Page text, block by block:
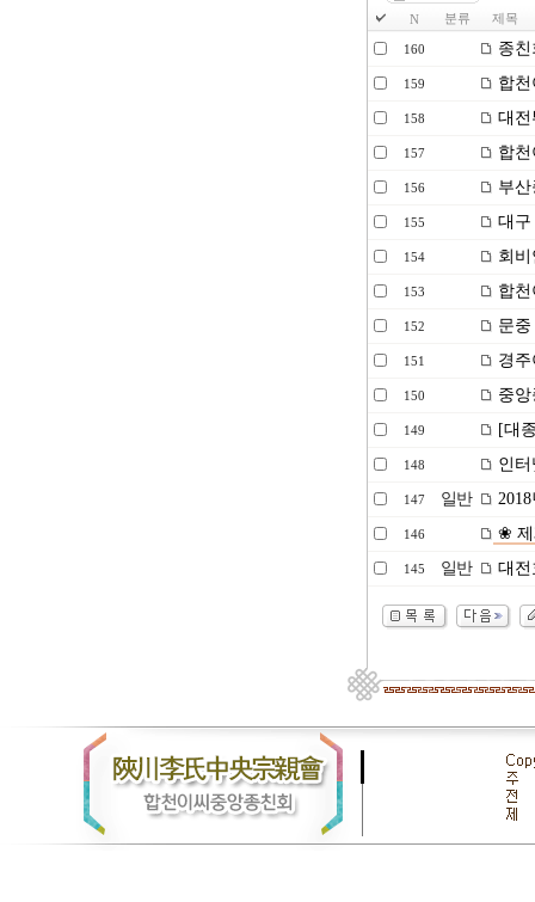
N 분류 제목
160 종
159 합
158 대전
157 합
156 부
155 대구
154 회비
153 합
152 문
151 경
150 중
149 [대
148 인
147 일반
146 ❀ 제
145 일반 대전